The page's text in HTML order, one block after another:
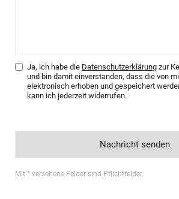
Ja, ich habe die Datenschutzerklärung zur
und bin damit einverstanden, dass die von
elektronisch erhoben und gespeichert
kann ich jederzeit widerrufen.
Mit * versehene Felder sind Pflichtfelder.